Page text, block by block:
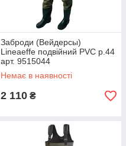
Заброди (Вейдерсы)
Lineaeffe подвійний PVC р.44
арт. 9515044
Немає в наявності
2 110 ₴